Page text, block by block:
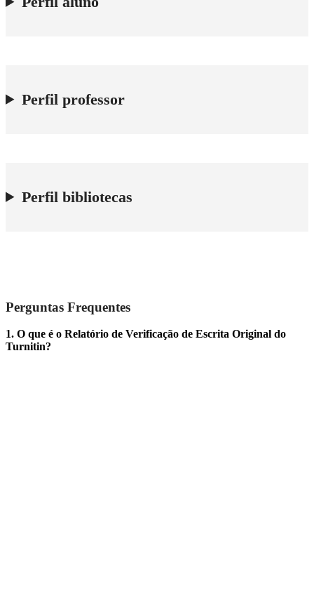
Perfil professor
Perfil bibliotecas
Perguntas Frequentes
1. O que é o Relatório de Verificação de Escrita Original do
Turnitin?